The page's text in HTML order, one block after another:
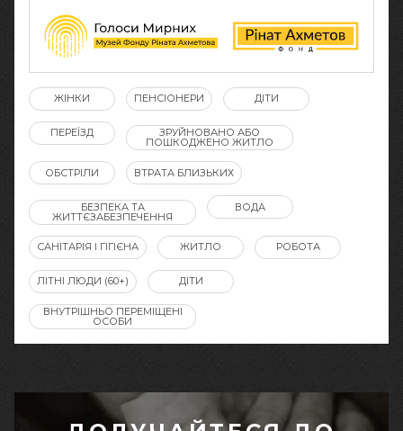
ЖІНКИ ПЕНСІОНЕРИ ДІТИ
ПЕРЕЇЗД ЗРУЙНОВАНО АБО
ПОШКОДЖЕНО ЖИТЛО
ОБСТРІЛИ ВТРАТА БЛИЗЬКИХ
БЕЗПЕКА ТА
ЖИТТЄЗАБЕЗПЕЧЕННЯ
ВОДА
САНІТАРІЯ І ГІГІЄНА ЖИТЛО РОБОТА
ЛІТНІ ЛЮДИ (60+) ДІТИ
ВНУТРІШНЬО ПЕРЕМІЩЕНІ
ОСОБИ